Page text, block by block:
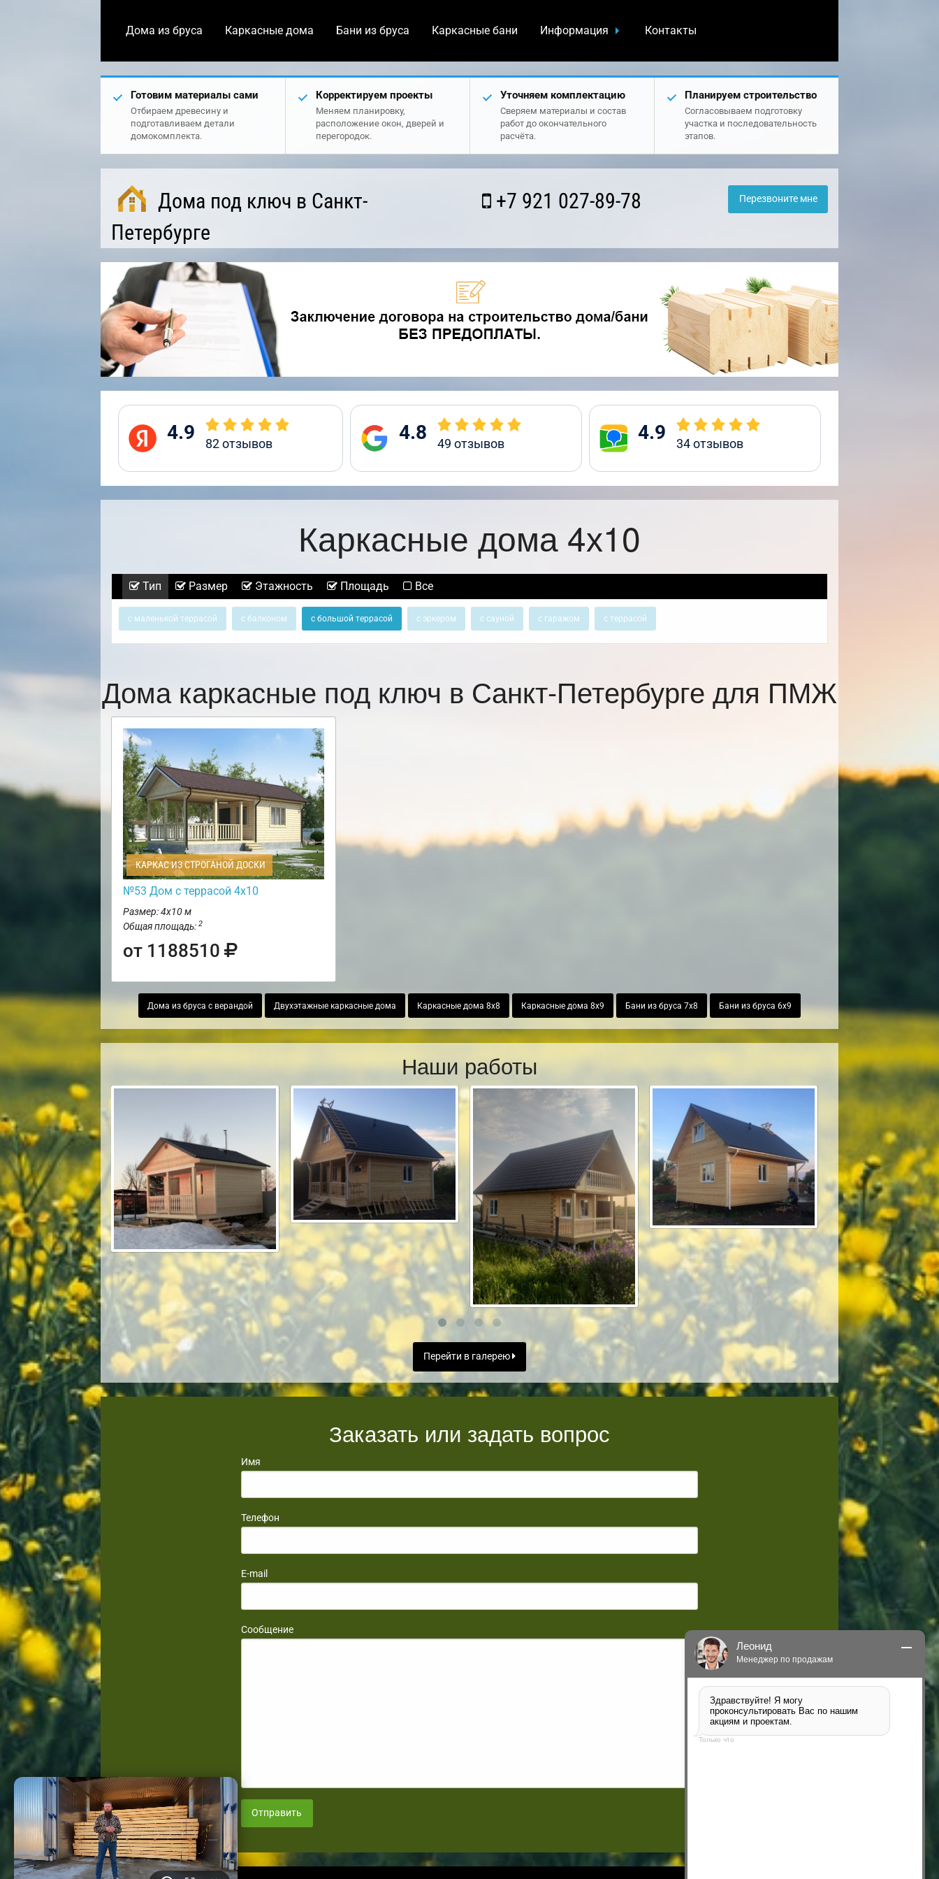
Дома из бруса Каркасные дома Бани из бруса Каркасные бани Информация Контакты
Готовим материалы сами
Отбираем древесину и
подготавливаем детали
домокомплекта.
Корректируем проекты
Меняем планировку,
расположение окон, дверей и
перегородок.
Уточняем комплектацию
Сверяем материалы и состав
работ до окончательного
расчёта.
Планируем строительство
Согласовываем подготовку
участка и последовательность
этапов.
Дома под ключ в Санкт-
Петербурге
+7 921 027-89-78 Перезвоните мне
4.9 82отзывов 4.8 49 отзывов 4.9 34отзывов
Каркасные дома 4х10
Тип Размер Этажность Площадь Все
с маленькой террасой с балконом с большой террасой с эркером с сауной с гаражом с террасой
Дома каркасные под ключ в Санкт-Петербурге для ПМЖ
КАРКАС ИЗ СТРОГАНОЙ ДОСКИ
№53 Дом с террасой 4х10
Размер: 4х10 м
Общая площадь: 2
от 1188510
Дома из бруса с верандой Двухэтажные каркасные дома Каркасные дома 8х8 Каркасные дома 8х9 Бани из бруса 7х8 Бани из бруса 6х9
Наши работы
Перейти в галерею
Заказать или задать вопрос
Имя
Телефон
E-mail
Сообщение
Отправить
Леонид
Менеджер по продажам
Здравствуйте! Я могу
проконсультировать Вас по нашим
акциям и проектам.
Только что